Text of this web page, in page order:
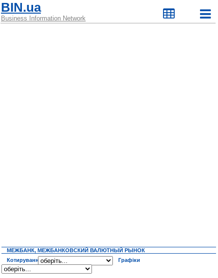
BIN.ua
Business Information Network
МЕЖБАНК, МЕЖБАНКОВСКИЙ ВАЛЮТНЫЙ РЫНОК
Котирування
Графіки